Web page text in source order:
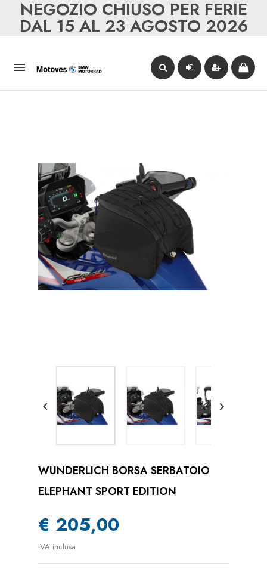
NEGOZIO CHIUSO PER FERIE
DAL 15 AL 23 AGOSTO 2026

 
WUNDERLICH BORSA SERBATOIO
ELEPHANT SPORT EDITION
€ 205,00
IVA inclusa